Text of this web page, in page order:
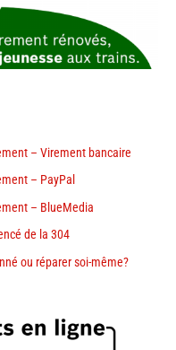
– Virement bancaire
– PayPal
– BlueMedia
de la 304
ou réparer soi-même?